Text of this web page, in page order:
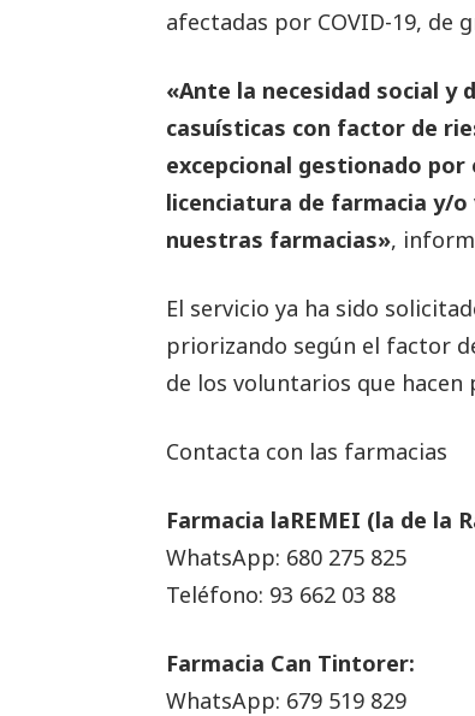
afectadas por COVID-19, de
«Ante la necesidad social y
casuísticas con factor de
excepcional gestionado por
licenciatura de farmacia y/
nuestras farmacias»,
El servicio ya ha sido
priorizando según el factor
de los voluntarios que hacen
Contacta con las farmacias
Farmacia laREMEI (la de la
WhatsApp: 680 275 825
Teléfono: 93 662 03 88
Farmacia Can Tintorer:
WhatsApp: 679 519 829